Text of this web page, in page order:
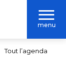
menu
Tout l’agenda